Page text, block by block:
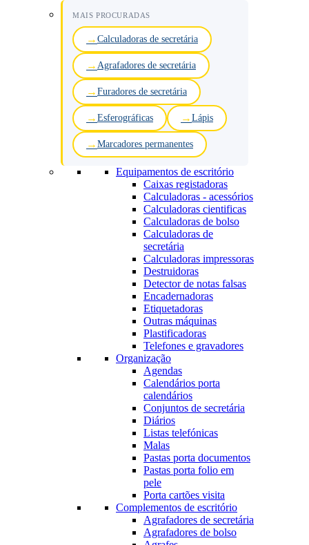
MAIS PROCURADAS
Calculadoras de secretária
Agrafadores de secretária
Furadores de secretária
Esferográficas Lápis
Marcadores permanentes
Equipamentos de escritório
Caixas registadoras
Calculadoras - acessórios
Calculadoras cientificas
Calculadoras de bolso
Calculadoras de
secretária
Calculadoras impressoras
Destruidoras
Detector de notas falsas
Encadernadoras
Etiquetadoras
Outras máquinas
Plastificadoras
Telefones e gravadores
Organização
Agendas
Calendários porta
calendários
Conjuntos de secretária
Diários
Listas telefónicas
Malas
Pastas porta documentos
Pastas porta folio em
pele
Porta cartões visita
Complementos de escritório
Agrafadores de secretária
Agrafadores de bolso